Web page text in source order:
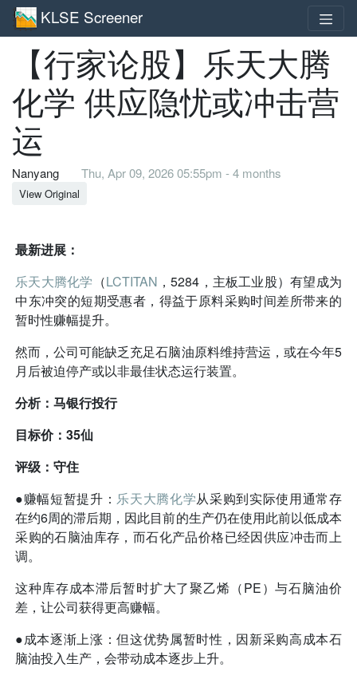
KLSE Screener
【行家论股】乐天大腾
化学 供应隐忧或冲击营
运
Nanyang Thu, Apr 09, 2026 05:55pm - 4 months
View Original
最新进展：
乐天大腾化学 （LCTITAN ，5284，主板工业股）有望成为
中东冲突的短期受惠者，得益于原料采购时间差所带来的
暂时性赚幅提升。
然而，公司可能缺乏充足石脑油原料维持营运，或在今年5
月后被迫停产或以非最佳状态运行装置。
分析：马银行投行
目标价：35仙
评级：守住
●赚幅短暂提升： 乐天大腾化学从采购到实际使用通常存
在约6周的滞后期，因此目前的生产仍在使用此前以低成本
采购的石脑油库存，而石化产品价格已经因供应冲击而上
调。
这种库存成本滞后暂时扩大了聚乙烯（PE）与石脑油价
差，让公司获得更高赚幅。
●成本逐渐上涨：但这优势属暂时性，因新采购高成本石
脑油投入生产，会带动成本逐步上升。